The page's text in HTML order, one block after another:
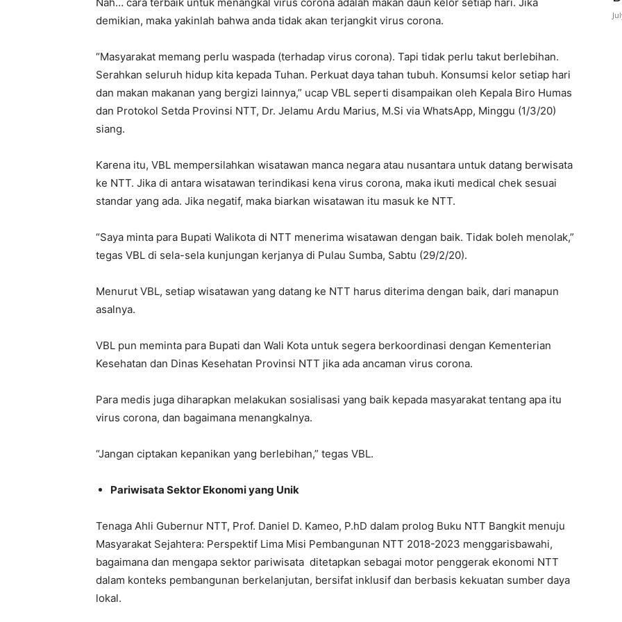
Nah… cara terbaik untuk menangkal virus corona adalah makan daun kelor setiap hari. Jika
demikian, maka yakinlah bahwa anda tidak akan terjangkit virus corona.
“Masyarakat memang perlu waspada (terhadap virus corona). Tapi tidak perlu takut berlebihan.
Serahkan seluruh hidup kita kepada Tuhan. Perkuat daya tahan tubuh. Konsumsi kelor setiap hari
dan makan makanan yang bergizi lainnya,” ucap VBL seperti disampaikan oleh Kepala Biro Humas
dan Protokol Setda Provinsi NTT, Dr. Jelamu Ardu Marius, M.Si via WhatsApp, Minggu (1/3/20)
siang.
Karena itu, VBL mempersilahkan wisatawan manca negara atau nusantara untuk datang berwisata
ke NTT. Jika di antara wisatawan terindikasi kena virus corona, maka ikuti medical chek sesuai
standar yang ada. Jika negatif, maka biarkan wisatawan itu masuk ke NTT.
“Saya minta para Bupati Walikota di NTT menerima wisatawan dengan baik. Tidak boleh menolak,”
tegas VBL di sela-sela kunjungan kerjanya di Pulau Sumba, Sabtu (29/2/20).
Menurut VBL, setiap wisatawan yang datang ke NTT harus diterima dengan baik, dari manapun
asalnya.
VBL pun meminta para Bupati dan Wali Kota untuk segera berkoordinasi dengan Kementerian
Kesehatan dan Dinas Kesehatan Provinsi NTT jika ada ancaman virus corona.
Para medis juga diharapkan melakukan sosialisasi yang baik kepada masyarakat tentang apa itu
virus corona, dan bagaimana menangkalnya.
“Jangan ciptakan kepanikan yang berlebihan,” tegas VBL.
Pariwisata Sektor Ekonomi yang Unik
Tenaga Ahli Gubernur NTT, Prof. Daniel D. Kameo, P.hD dalam prolog Buku NTT Bangkit menuju
Masyarakat Sejahtera: Perspektif Lima Misi Pembangunan NTT 2018-2023 menggarisbawahi,
bagaimana dan mengapa sektor pariwisata ditetapkan sebagai motor penggerak ekonomi NTT
dalam konteks pembangunan berkelanjutan, bersifat inklusif dan berbasis kekuatan sumber daya
lokal.